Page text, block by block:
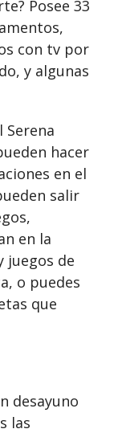
Posee 33
con tv por
y algunas
Serena
hacer
en el
salir
en la
juegos de
o puedes
que
desayuno
las